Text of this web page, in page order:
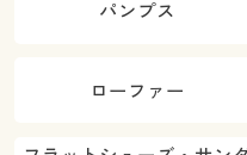
パンプス
ローファー